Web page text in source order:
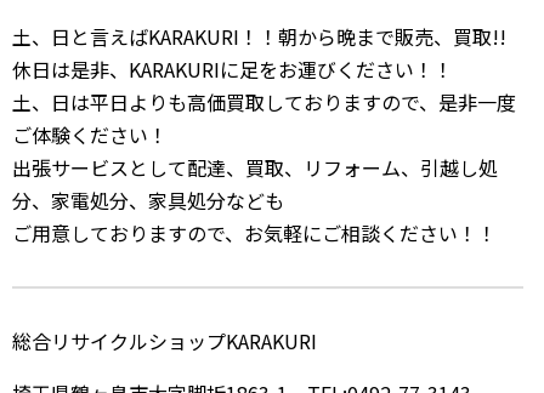
土、日と言えばKARAKURI！！朝から晩まで販売、買取!!
休日は是非、KARAKURIに足をお運びください！！
土、日は平日よりも高価買取しておりますので、是非一度
ご体験ください！
出張サービスとして配達、買取、リフォーム、引越し処
分、家電処分、家具処分なども
ご用意しておりますので、お気軽にご相談ください！！
総合リサイクルショップKARAKURI